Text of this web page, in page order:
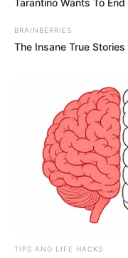
Tarantino Wants To
BRAINBERRIES
The Insane True
TIPS AND LIFE HACKS